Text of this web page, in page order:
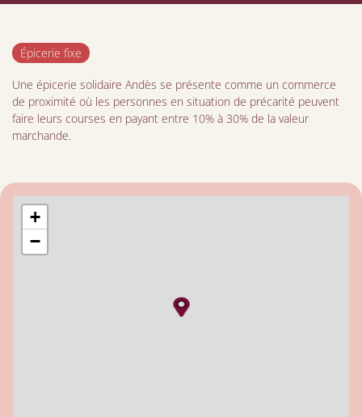
Épicerie fixe
Une épicerie solidaire Andès se présente comme un commerce
de proximité où les personnes en situation de précarité peuvent
faire leurs courses en payant entre 10% à 30% de la valeur
marchande.
+
−